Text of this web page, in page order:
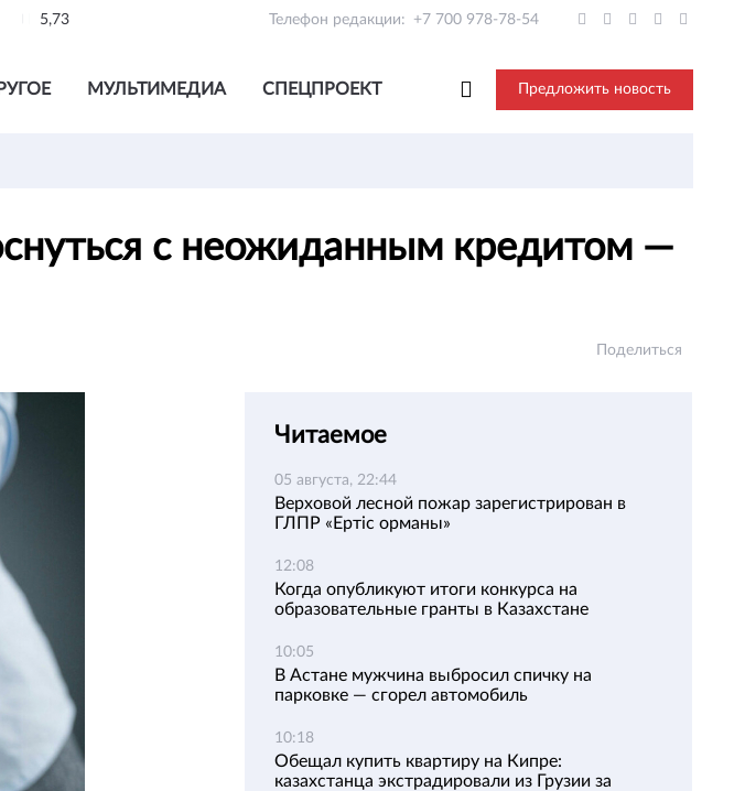
5,73 Телефон редакции: +7 700 978-78-54
МУЛЬТИМЕДИА СПЕЦПРОЕКТ Предложить новость
с неожиданным кредитом —
Поделиться
Читаемое
05 августа, 22:44
Верховой лесной пожар зарегистрирован в
ГЛПР «Ертіс орманы»
12:08
Когда опубликуют итоги конкурса на
образовательные гранты в Казахстане
10:05
В Астане мужчина выбросил спичку на
парковке — сгорел автомобиль
10:18
Обещал купить квартиру на Кипре:
казахстанца экстрадировали из Грузии за